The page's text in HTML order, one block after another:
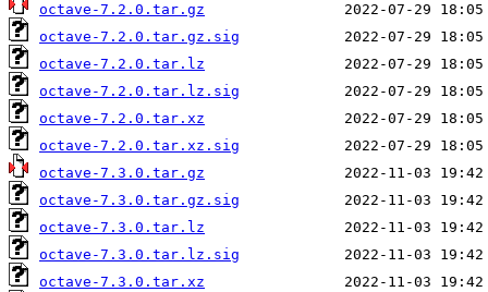
octave-7.2.0.tar.gz
octave-7.2.0.tar.gz.sig
octave-7.2.0.tar.lz
octave-7.2.0.tar.lz.sig
octave-7.2.0.tar.xz
octave-7.2.0.tar.xz.sig
octave-7.3.0.tar.gz
octave-7.3.0.tar.gz.sig
octave-7.3.0.tar.lz
octave-7.3.0.tar.lz.sig
octave-7.3.0.tar.xz